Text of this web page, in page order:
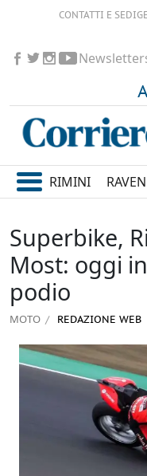
CONTATTI E SEDI
RIMINI
Superbike,
Most: oggi
podio
MOTO REDAZIONE WEB